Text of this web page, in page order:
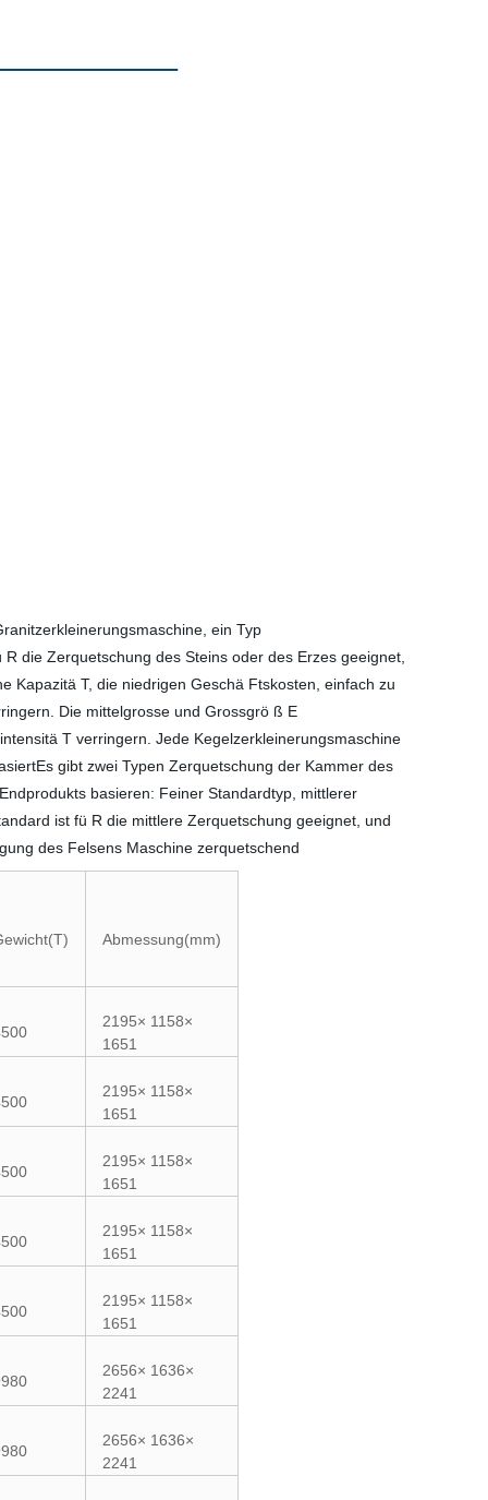
ein Typ
die Zerquetschung des Steins oder des Erzes geeignet,
Kapazitä T, die niedrigen Geschä Ftskosten, einfach zu
Die mittelgrosse und Grossgrö ß E
T verringern. Jede Kegelzerkleinerungsmaschine
gibt zwei Typen Zerquetschung der Kammer des
basieren: Feiner Standardtyp, mittlerer
ist fü R die mittlere Zerquetschung geeignet, und
des Felsens Maschine zerquetschend
Abmessung(mm)
2195× 1158×
1651
2195× 1158×
1651
2195× 1158×
1651
2195× 1158×
1651
2195× 1158×
1651
2656× 1636×
2241
2656× 1636×
2241